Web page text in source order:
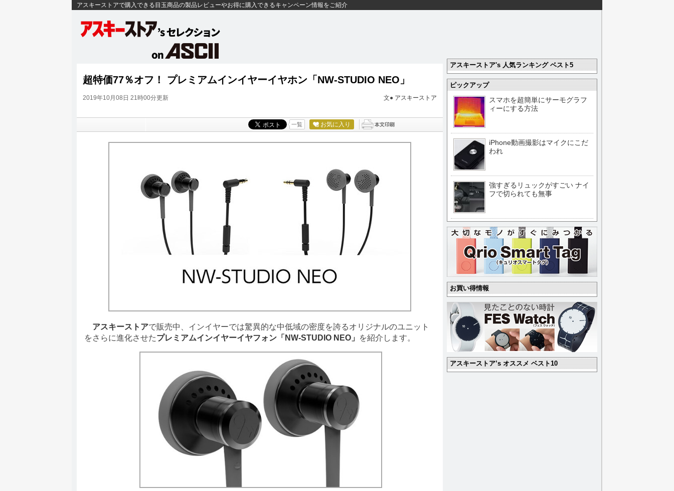
アスキーストアで購入できる目玉商品の製品レビューやお得に購入できるキャンペーン情報をご紹介
超特価77％オフ！ プレミアムインイヤーイヤホン「NW-STUDIO NEO」
2019年10月08日 21時00分更新 文● アスキーストア
一覧 お気に入り
アスキーストアで販売中、インイヤーでは驚異的な中低域の密度を誇るオリジナルのユニット
をさらに進化させたプレミアムインイヤーイヤフォン「NW-STUDIO NEO」 を紹介します。
アスキーストア's 人気ランキング ベスト5
ピックアップ
スマホを超簡単にサーモグラフ
ィーにする方法
iPhone動画撮影はマイクにこだ
われ
強すぎるリュックがすごい ナイ
フで切られても無事
お買い得情報
アスキーストア’s オススメ ベスト10